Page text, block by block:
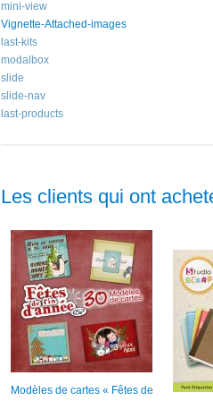
mini-view
Vignette-Attached-images
last-kits
modalbox
slide
slide-nav
last-products
Les clients qui ont
Modèles de cartes « Fêtes de